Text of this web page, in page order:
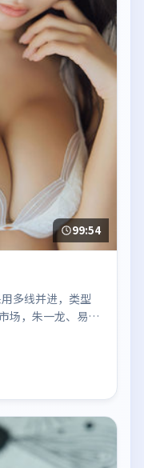
99:54
多线并进，类型
场，朱一龙、易烊
，结尾留白引发讨